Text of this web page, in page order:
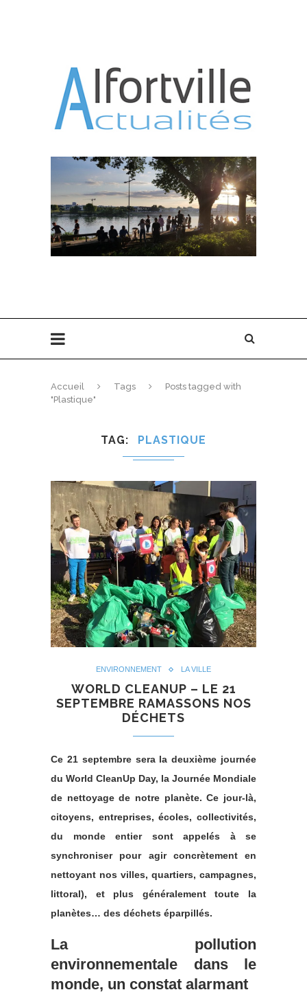
Accueil Tags
Posts tagged with
"Plastique"
TAG PLASTIQUE
ENVIRONNEMENT LA VILLE
WORLD CLEANUP – LE 21
SEPTEMBRE RAMASSONS NOS
DÉCHETS
Ce 21 septembre sera la deuxième journée
du World CleanUp Day, la Journée Mondiale
de nettoyage de notre planète. Ce jour-là,
citoyens, entreprises, écoles, collectivités,
du monde entier sont appelés à se
synchroniser pour agir concrètement en
nettoyant nos villes, quartiers, campagnes,
littoral), et plus généralement toute la
planètes… des déchets éparpillés.
La pollution
environnementale dans le
monde, un constat alarmant